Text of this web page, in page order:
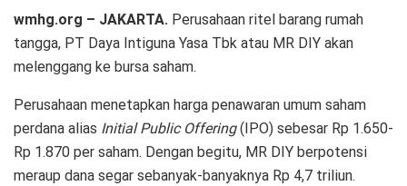
wmhg.org – JAKARTA. Perusahaan ritel barang rumah
tangga, PT Daya Intiguna Yasa Tbk atau MR DIY akan
melenggang ke bursa saham.
Perusahaan menetapkan harga penawaran umum saham
perdana alias Initial Public Offering(IPO) sebesar Rp 1.650-
Rp 1.870 per saham. Dengan begitu, MR DIY berpotensi
meraup dana segar sebanyak-banyaknya Rp 4,7 triliun.